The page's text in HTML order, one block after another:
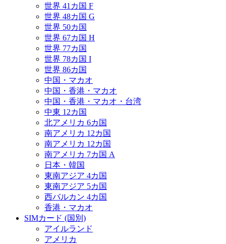
世界 41カ国 F
世界 48カ国 G
世界 50カ国
世界 67カ国 H
世界 77カ国
世界 78カ国 I
世界 86カ国
中国・マカオ
中国・香港・マカオ
中国・香港・マカオ・台湾
中東 12カ国
北アメリカ 6カ国
南アメリカ 12カ国
南アメリカ 12カ国
南アメリカ 7カ国 A
日本・韓国
東南アジア 4カ国
東南アジア 5カ国
西バルカン 4カ国
香港・マカオ
SIMカード (国別)
アイルランド
アメリカ